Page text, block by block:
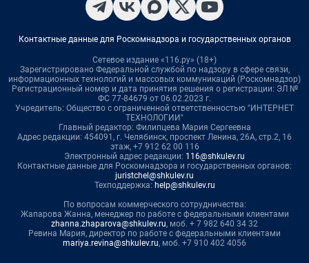
Контактные данные для Роскомнадзора и государственных органов
Сетевое издание «116.ру» (18+)
Зарегистрировано Федеральной службой по надзору в сфере связи,
информационных технологий и массовых коммуникаций (Роскомнадзор)
Регистрационный номер и дата принятия решения о регистрации: ЭЛ №
ФС 77-84679 от 06.02.2023 г.
Учредитель: Общество с ограниченной ответственностью "ИНТЕРНЕТ
ТЕХНОЛОГИИ"
Главный редактор: Филипцева Мария Сергеевна
Адрес редакции: 454091, г. Челябинск, проспект Ленина, 26А, стр.2, 16
этаж, +7 912 62 00 116
Электронный адрес редакции: 116@shkulev.ru
Контактные данные для Роскомнадзора и государственных органов:
juristchel@shkulev.ru
Техподдержка: help@shkulev.ru
По вопросам коммерческого сотрудничества:
Жапарова Жанна, менеджер по работе с федеральными клиентами
zhanna.zhaparova@shkulev.ru, моб. + 7 982 640 34 32
Ревина Мария, директор по работе с федеральными клиентами
mariya.revina@shkulev.ru, моб. +7 910 402 4056